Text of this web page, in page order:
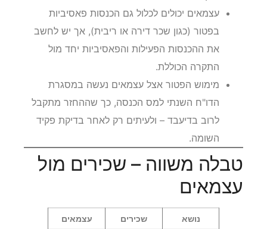
עצמאים יכולים לכלול גם הכנסות פאסיביות
בפטור (כגון שכר דירה או ריבית), אך יש לחשב
את ההכנסות הפעילות והפאסיביות יחד מול
התקרה הכוללת.
מימוש הפטור אצל עצמאים נעשה במסגרת
הדו"ח השנתי למס הכנסה, כך שההחזר מתקבל
לרוב בדיעבד – ולעיתים רק לאחר בדיקת פקיד
השומה.
טבלה משווה – שכירים מול
עצמאים
נושא שכירים עצמאים